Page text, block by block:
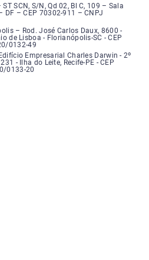
Setor Comercial Norte, sem
SCN, S/N, Qd 02, Bl C, 109 – Sala
DF – CEP 70302-911 – CNPJ
Endereço: Rodovia José Carlos, número
– Rod. José Carlos Daux, 8600 -
de Lisboa - Florianópolis-SC - CEP
0132-49
Edifício Empresarial Charles Darwin,
Empresarial Charles Darwin - 2º
- Ilha do Leite, Recife-PE - CEP
0133-20